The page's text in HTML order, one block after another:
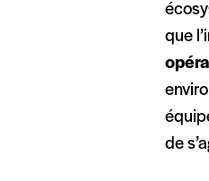
que
de